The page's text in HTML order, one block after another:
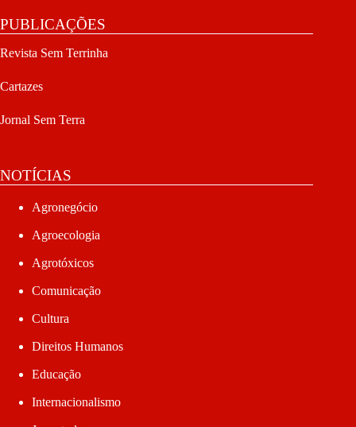
PUBLICAÇÕES
Revista Sem Terrinha
Cartazes
Jornal Sem Terra
NOTÍCIAS
Agronegócio
Agroecologia
Agrotóxicos
Comunicação
Cultura
Direitos Humanos
Educação
Internacionalismo